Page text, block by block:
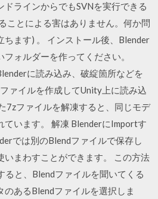
ドラインからでもSVNを実行できる
ことによる害はありません。何か問
ちます) 。 インストール後、Blender
ォルダーを作ってください。
に読み込み、破綻箇所などを
ァイルを作成してUnity上に読み込
7zファイルを解凍すると、同じモデ
ています。 解凍 BlenderにImportす
では別のBlendファイルで保存し
いまわすことができます。 この方法
ると、Blendファイルを聞いてくる
あるBlendファイルを選択しま